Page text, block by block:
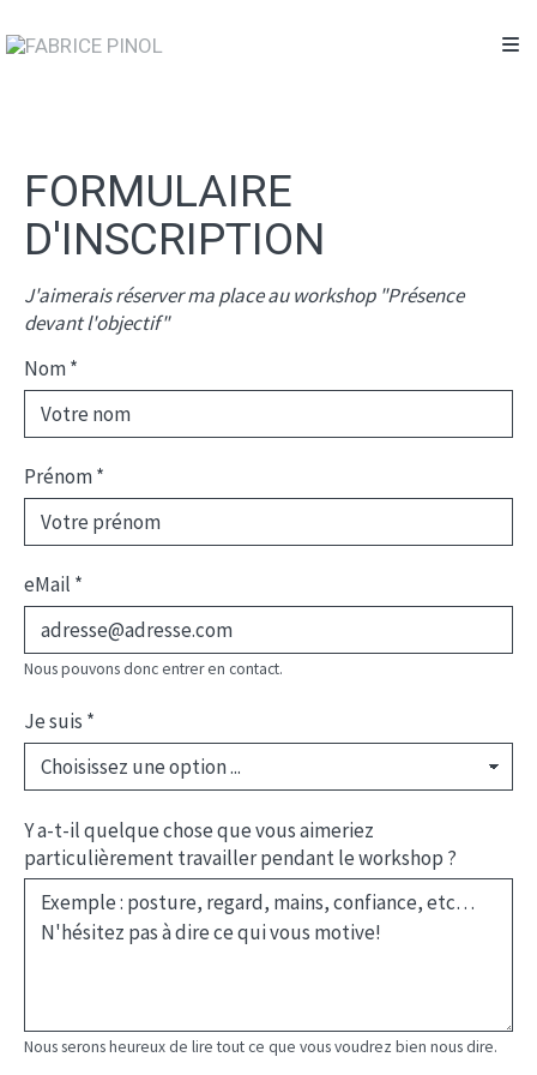
FORMULAIRE
D'INSCRIPTION
J'aimerais réserver ma place au workshop "Présence
devant l'objectif"
Nom*
Prénom*
eMail *
Nous pouvons donc entrer en contact.
Je suis *
Y a-t-il quelque chose que vous aimeriez
particulièrement travailler pendant le workshop ?
Nous serons heureux de lire tout ce que vous voudrez bien nous dire.